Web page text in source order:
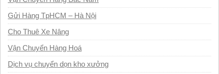
Gửi Hàng TpHCM – Hà Nội
Cho Thuê Xe Nâng
Vận Chuyển Hàng Hoá
Dịch vụ chuyển dọn kho xưởng